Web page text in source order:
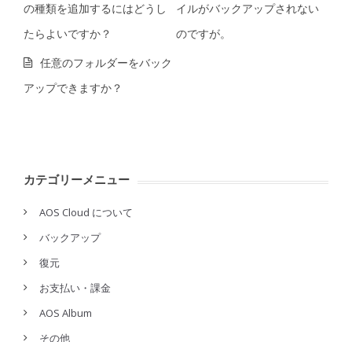
の種類を追加するにはどうし
たらよいですか？
イルがバックアップされない
のですが。
任意のフォルダーをバック
アップできますか？
カテゴリーメニュー
AOS Cloud について
バックアップ
復元
お支払い・課金
AOS Album
その他